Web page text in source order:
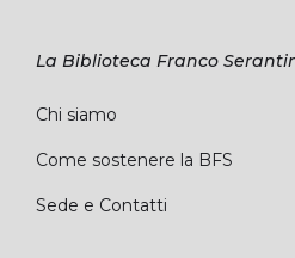
La Biblioteca Franco
Chi siamo
Come sostenere la BFS
Sede e Contatti